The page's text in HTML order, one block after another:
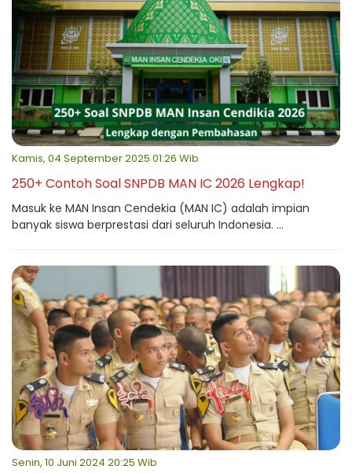
Kamis, 04 September 2025 01:26 Wib
250+ Contoh Soal SNPDB MAN IC 2026 Lengkap!
Masuk ke MAN Insan Cendekia (MAN IC) adalah impian
banyak siswa berprestasi dari seluruh Indonesia. ...
Senin, 10 Juni 2024 20:25 Wib